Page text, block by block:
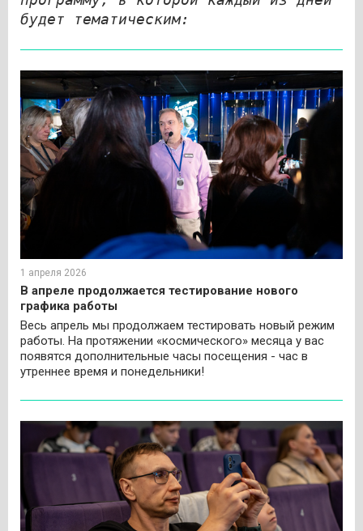
будет тематическим:
1 апреля 2026
В апреле продолжается тестирование нового
графика работы
Весь апрель мы продолжаем тестировать новый режим
работы. На протяжении «космического» месяца у вас
появятся дополнительные часы посещения - час в
утреннее время и понедельники!